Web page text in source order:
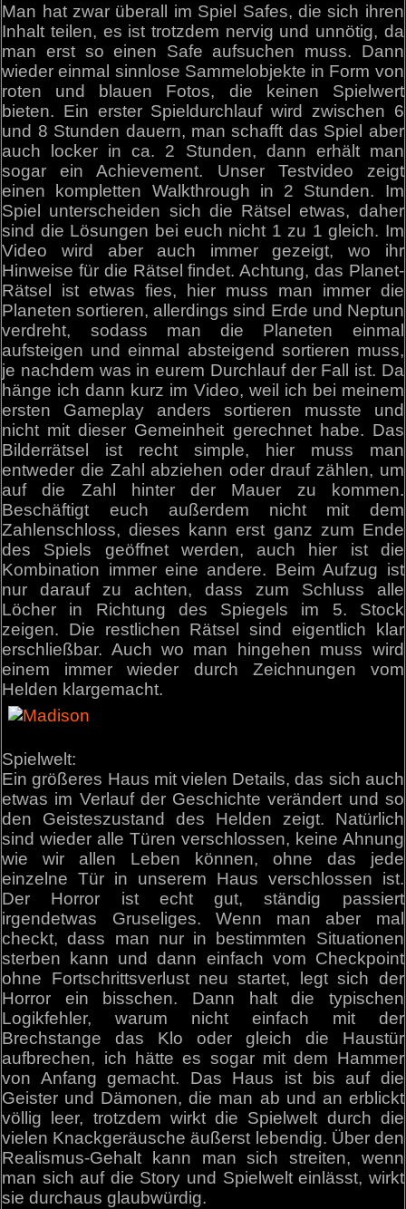
Man hat zwar überall im Spiel Safes, die sich ihren
Inhalt teilen, es ist trotzdem nervig und unnötig, da
man erst so einen Safe aufsuchen muss. Dann
wieder einmal sinnlose Sammelobjekte in Form von
roten und blauen Fotos, die keinen Spielwert
bieten. Ein erster Spieldurchlauf wird zwischen 6
und 8 Stunden dauern, man schafft das Spiel aber
auch locker in ca. 2 Stunden, dann erhält man
sogar ein Achievement. Unser Testvideo zeigt
einen kompletten Walkthrough in 2 Stunden. Im
Spiel unterscheiden sich die Rätsel etwas, daher
sind die Lösungen bei euch nicht 1 zu 1 gleich. Im
Video wird aber auch immer gezeigt, wo ihr
Hinweise für die Rätsel findet. Achtung, das Planet-
Rätsel ist etwas fies, hier muss man immer die
Planeten sortieren, allerdings sind Erde und Neptun
verdreht, sodass man die Planeten einmal
aufsteigen und einmal absteigend sortieren muss,
je nachdem was in eurem Durchlauf der Fall ist. Da
hänge ich dann kurz im Video, weil ich bei meinem
ersten Gameplay anders sortieren musste und
nicht mit dieser Gemeinheit gerechnet habe. Das
Bilderrätsel ist recht simple, hier muss man
entweder die Zahl abziehen oder drauf zählen, um
auf die Zahl hinter der Mauer zu kommen.
Beschäftigt euch außerdem nicht mit dem
Zahlenschloss, dieses kann erst ganz zum Ende
des Spiels geöffnet werden, auch hier ist die
Kombination immer eine andere. Beim Aufzug ist
nur darauf zu achten, dass zum Schluss alle
Löcher in Richtung des Spiegels im 5. Stock
zeigen. Die restlichen Rätsel sind eigentlich klar
erschließbar. Auch wo man hingehen muss wird
einem immer wieder durch Zeichnungen vom
Helden klargemacht.
Spielwelt:
Ein größeres Haus mit vielen Details, das sich auch
etwas im Verlauf der Geschichte verändert und so
den Geisteszustand des Helden zeigt. Natürlich
sind wieder alle Türen verschlossen, keine Ahnung
wie wir allen Leben können, ohne das jede
einzelne Tür in unserem Haus verschlossen ist.
Der Horror ist echt gut, ständig passiert
irgendetwas Gruseliges. Wenn man aber mal
checkt, dass man nur in bestimmten Situationen
sterben kann und dann einfach vom Checkpoint
ohne Fortschrittsverlust neu startet, legt sich der
Horror ein bisschen. Dann halt die typischen
Logikfehler, warum nicht einfach mit der
Brechstange das Klo oder gleich die Haustür
aufbrechen, ich hätte es sogar mit dem Hammer
von Anfang gemacht. Das Haus ist bis auf die
Geister und Dämonen, die man ab und an erblickt
völlig leer, trotzdem wirkt die Spielwelt durch die
vielen Knackgeräusche äußerst lebendig. Über den
Realismus-Gehalt kann man sich streiten, wenn
man sich auf die Story und Spielwelt einlässt, wirkt
sie durchaus glaubwürdig.